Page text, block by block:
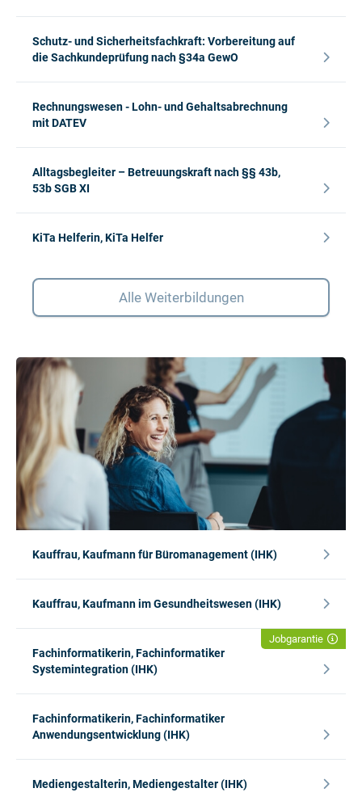
Schutz- und Sicherheitsfachkraft: Vorbereitung auf
die Sachkundeprüfung nach §34a GewO
Rechnungswesen - Lohn- und Gehaltsabrechnung
mit DATEV
Alltagsbegleiter – Betreuungskraft nach §§ 43b,
53b SGB XI
KiTa Helferin, KiTa Helfer
Alle Weiterbildungen
Kauffrau, Kaufmann für Büromanagement (IHK)
Kauffrau, Kaufmann im Gesundheitswesen (IHK)
Jobgarantie
Fachinformatikerin, Fachinformatiker
Systemintegration (IHK)
Fachinformatikerin, Fachinformatiker
Anwendungsentwicklung (IHK)
Mediengestalterin, Mediengestalter (IHK)